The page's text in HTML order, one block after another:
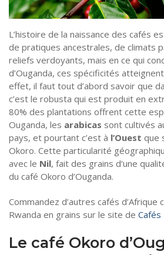
L’histoire de la naissance des cafés
de pratiques ancestrales, de climats
reliefs verdoyants, mais en ce qui
d’Ouganda, ces spécificités
effet, il faut tout d’abord savoir que
c’est le robusta qui est produit en
80% des plantations offrent cette
Ouganda, les arabicas sont cultivés
pays, et pourtant c’est à l’Ouest que
Okoro. Cette particularité
avec le Nil, fait des grains d’une
du café Okoro d’Ouganda.
Commandez d’autres cafés d’Afrique
Rwanda en grains sur le site de Cafés
Le café Okoro